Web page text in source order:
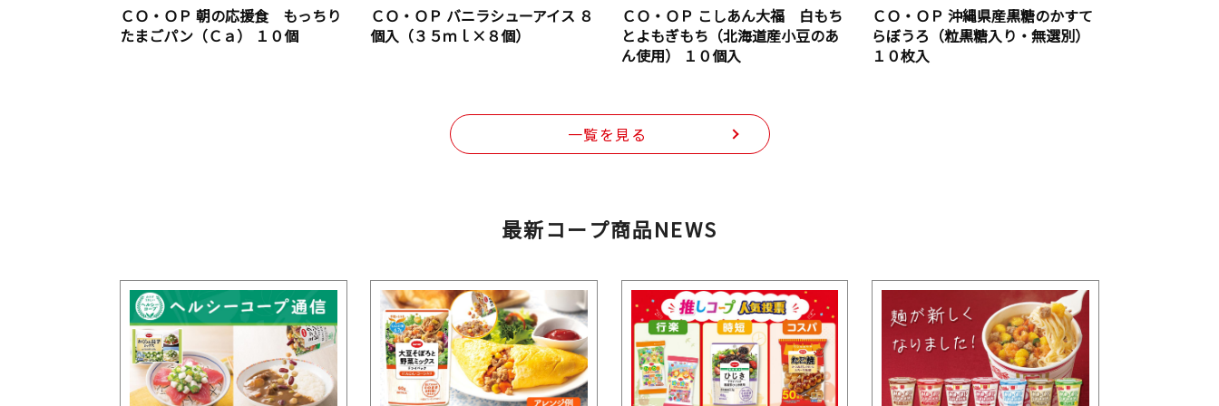
ＣＯ・ＯＰ 朝の応援食 もっちり
たまごパン（Ｃａ） １０個
ＣＯ・ＯＰ バニラシューアイス ８
個入（３５ｍｌ×８個）
ＣＯ・ＯＰ こしあん大福 白もち
とよもぎもち（北海道産小豆のあ
ん使用） １０個入
ＣＯ・ＯＰ 沖縄県産黒糖のかすて
らぼうろ（粒黒糖入り・無選別）
１０枚入
一覧を見る
最新コープ商品NEWS